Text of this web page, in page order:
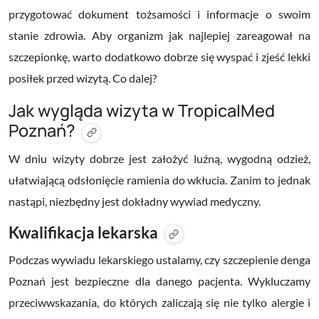
przygotować dokument tożsamości i informacje o swoim
stanie zdrowia. Aby organizm jak najlepiej zareagował na
szczepionkę, warto dodatkowo dobrze się wyspać i zjeść lekki
posiłek przed wizytą. Co dalej?
Jak wygląda wizyta w TropicalMed
Poznań?
W dniu wizyty dobrze jest założyć luźną, wygodną odzież,
ułatwiającą odsłonięcie ramienia do wkłucia. Zanim to jednak
nastąpi, niezbędny jest dokładny wywiad medyczny.
Kwalifikacja lekarska
Podczas wywiadu lekarskiego ustalamy, czy szczepienie denga
Poznań jest bezpieczne dla danego pacjenta. Wykluczamy
przeciwwskazania, do których zaliczają się nie tylko alergie i